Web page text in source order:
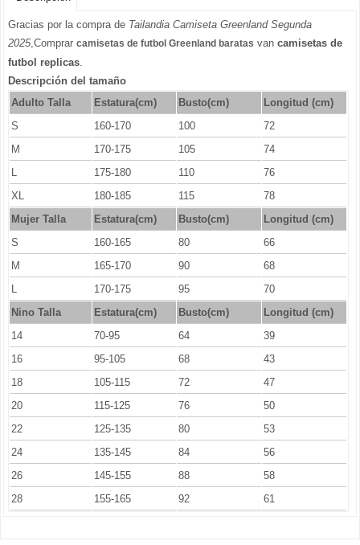
Gracias por la compra de Tailandia Camiseta Greenland Segunda
2025,Comprar camisetas de futbol Greenland baratas van camisetas de
futbol replicas.
Descripción del tamaño
Adulto Talla
Estatura(cm) Busto(cm)
Longitud (cm)
S
160-170 100
72
M
170-175 105
74
L
175-180 110
76
XL
180-185 115
78
Mujer Talla
Estatura(cm) Busto(cm)
Longitud (cm)
S
160-165 80
66
M
165-170 90
68
L
170-175 95
70
Nino Talla
Estatura(cm) Busto(cm)
Longitud (cm)
14
70-95 64
39
16
95-105 68
43
18
105-115 72
47
20
115-125 76
50
22
125-135 80
53
24
135-145 84
56
26
145-155 88
58
28
155-165 92 61